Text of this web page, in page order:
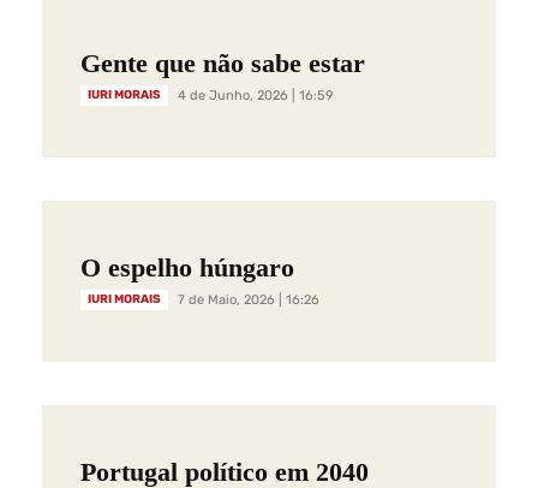
Gente que não sabe estar
IURI MORAIS 4 de Junho, 2026 | 16:59
O espelho húngaro
IURI MORAIS 7 de Maio, 2026 | 16:26
Portugal político em 2040